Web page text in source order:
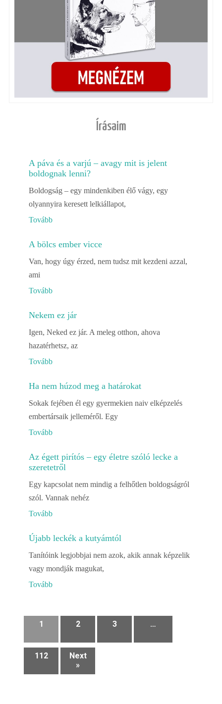
Írásaim
A páva és a varjú – avagy mit is jelent
boldognak lenni?
Boldogság – egy mindenkiben élő vágy, egy
olyannyira keresett lelkiállapot,
Tovább
A bölcs ember vicce
Van, hogy úgy érzed, nem tudsz mit kezdeni azzal,
ami
Tovább
Nekem ez jár
Igen, Neked ez jár. A meleg otthon, ahova
hazatérhetsz, az
Tovább
Ha nem húzod meg a határokat
Sokak fejében él egy gyermekien naiv elképzelés
embertársaik jelleméről. Egy
Tovább
Az égett pirítós – egy életre szóló lecke a
szeretetről
Egy kapcsolat nem mindig a felhőtlen boldogságról
szól. Vannak nehéz
Tovább
Újabb leckék a kutyámtól
Tanítóink legjobbjai nem azok, akik annak képzelik
vagy mondják magukat,
Tovább
1 2 3 …
112
Next
»